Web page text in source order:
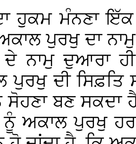
ਹੁਕਮ ਮੰਨਣਾ ਇੱਕ
ਪੁਰਖੁ ਦਾ
ਦੇ ਨਾਮੁ ਦੁਆਰਾ
ਪੁਰਖੁ ਦੀ ਸਿਫ਼ਤਿ
ਸੋਹਣਾ ਬਣ ਸਕਦਾ
ਅਕਾਲ ਪੁਰਖੁ